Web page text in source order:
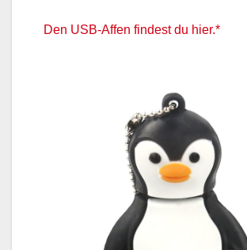
Den USB-Affen findest du hier.*